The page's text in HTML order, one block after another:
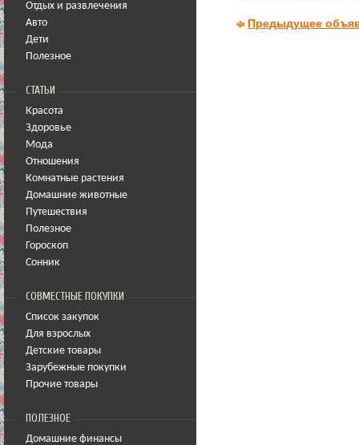
Отдых и развлечения
Авто
Дети
Полезное
СТАТЬИ
Красота
Здоровье
Мода
Отношения
Комнатные растения
Домашние животные
Путешествия
Полезное
Гороскоп
Сонник
СОВМЕСТНЫЕ ПОКУПКИ
Список закупок
Для взрослых
Детские товары
Зарубежные покупки
Прочие товары
ПОЛЕЗНОЕ
Домашние финансы
Предыдущее